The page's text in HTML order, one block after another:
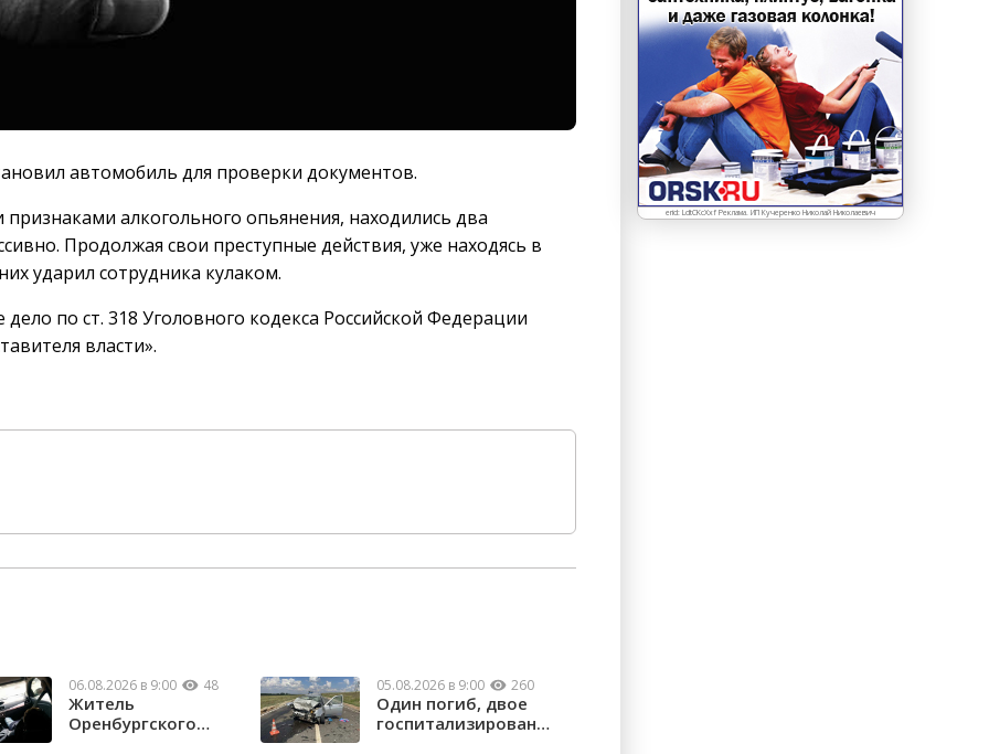
автомобиль для проверки документов.
алкогольного опьянения, находились два
Продолжая свои преступные действия, уже находясь в
ударил сотрудника кулаком.
по ст. 318 Уголовного кодекса Российской Федерации
власти».
06.08.2026 в 9:00 48
Житель
Оренбургского
05.08.2026 в 9:00 260
Один погиб, двое
госпитализированы:
erid: LdtCKcXxf Реклама. ИП Кучеренко Николай Николаевич